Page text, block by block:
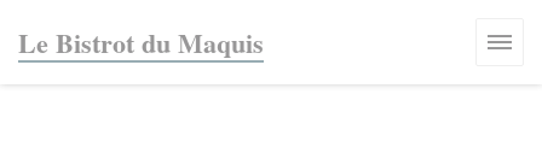
Le Bistrot du Maquis